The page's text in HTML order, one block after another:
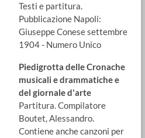
Testi e partitura.
Pubblicazione Napoli:
Giuseppe Conese settembre
1904 - Numero Unico
Piedigrotta delle Cronache
musicali e drammatiche e
del giornale d'arte
Partitura. Compilatore
Boutet, Alessandro.
Contiene anche canzoni per